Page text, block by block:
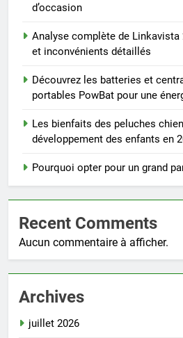
d’occasion
Analyse complète de Linkavista
et inconvénients détaillés
Découvrez les batteries et
portables PowBat pour une
Les bienfaits des peluches
développement des enfants en
Pourquoi opter pour un grand
Recent Comments
Aucun commentaire à afficher.
Archives
juillet 2026